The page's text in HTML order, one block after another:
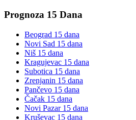
Prognoza 15 Dana
Beograd 15 dana
Novi Sad 15 dana
Niš 15 dana
Kragujevac 15 dana
Subotica 15 dana
Zrenjanin 15 dana
Pančevo 15 dana
Čačak 15 dana
Novi Pazar15 dana
Kruševac 15 dana